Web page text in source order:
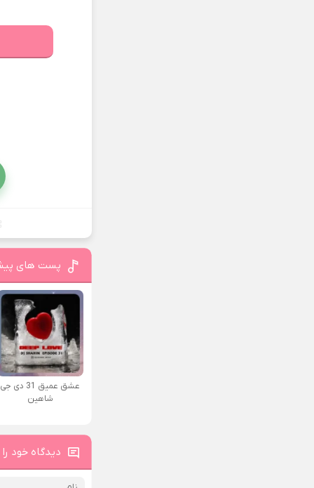
پست های
عشق عمیق 31 دی جی
شاهین
دیدگاه خود